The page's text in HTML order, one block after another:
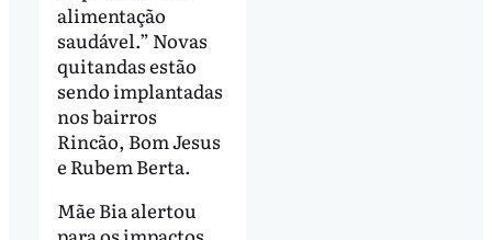
alimentação
saudável.” Novas
quitandas estão
sendo implantadas
nos bairros
Rincão, Bom Jesus
e Rubem Berta.
Mãe Bia alertou